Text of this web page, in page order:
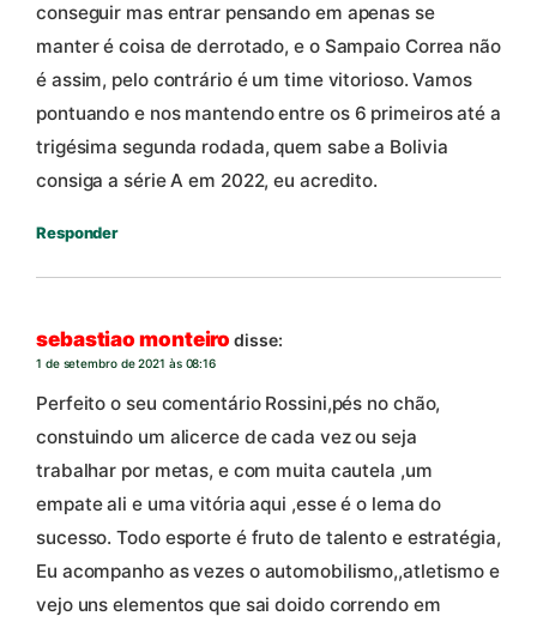
conseguir mas entrar pensando em apenas se
manter é coisa de derrotado, e o Sampaio Correa não
é assim, pelo contrário é um time vitorioso. Vamos
pontuando e nos mantendo entre os 6 primeiros até a
trigésima segunda rodada, quem sabe a Bolivia
consiga a série A em 2022, eu acredito.
Responder
sebastiao monteiro disse:
1 de setembro de 2021 às 08:16
Perfeito o seu comentário Rossini,pés no chão,
constuindo um alicerce de cada vez ou seja
trabalhar por metas, e com muita cautela ,um
empate ali e uma vitória aqui ,esse é o lema do
sucesso. Todo esporte é fruto de talento e estratégia,
Eu acompanho as vezes o automobilismo,,atletismo e
vejo uns elementos que sai doido correndo em